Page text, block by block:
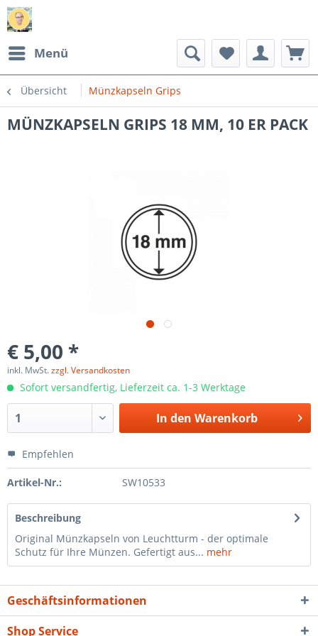
Menü
Übersicht Münzkapseln Grips
MÜNZKAPSELN GRIPS 18 MM, 10 ER PACK
€ 5,00 *
inkl. MwSt.zzgl. Versandkosten
Sofort versandfertig, Lieferzeit ca. 1-3 Werktage
In den Warenkorb
Empfehlen
Artikel-Nr.: SW10533
Beschreibung
Original Münzkapseln von Leuchtturm - der optimale
Schutz für Ihre Münzen. Gefertigt aus... mehr
Geschäftsinformationen
Shop Service